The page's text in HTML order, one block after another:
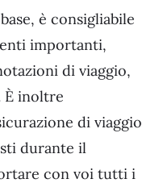
è consigliabile
importanti,
di viaggio,
È inoltre
di viaggio
durante il
con voi tutti i